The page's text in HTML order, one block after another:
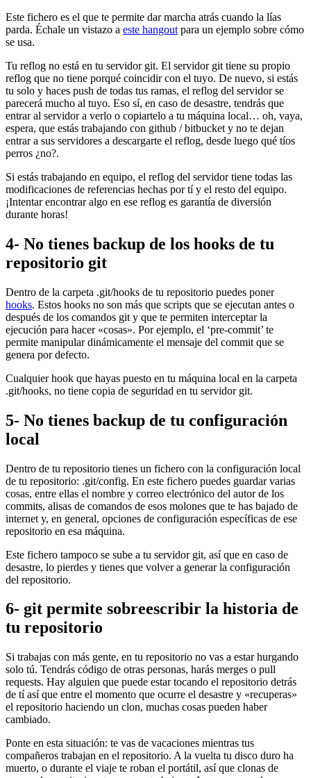
Este fichero es el que te permite dar marcha atrás cuando la lías
parda. Échale un vistazo a este hangout para un ejemplo sobre cómo
se usa.
Tu reflog no está en tu servidor git. El servidor git tiene su propio
reflog que no tiene porqué coincidir con el tuyo. De nuevo, si estás
tu solo y haces push de todas tus ramas, el reflog del servidor se
parecerá mucho al tuyo. Eso sí, en caso de desastre, tendrás que
entrar al servidor a verlo o copiartelo a tu máquina local… oh, vaya,
espera, que estás trabajando con github / bitbucket y no te dejan
entrar a sus servidores a descargarte el reflog, desde luego qué tíos
perros ¿no?.
Si estás trabajando en equipo, el reflog del servidor tiene todas las
modificaciones de referencias hechas por tí y el resto del equipo.
¡Intentar encontrar algo en ese reflog es garantía de diversión
durante horas!
4- No tienes backup de los hooks de tu
repositorio git
Dentro de la carpeta .git/hooks de tu repositorio puedes poner
hooks. Estos hooks no son más que scripts que se ejecutan antes o
después de los comandos git y que te permiten interceptar la
ejecución para hacer «cosas». Por ejemplo, el ‘pre-commit’ te
permite manipular dinámicamente el mensaje del commit que se
genera por defecto.
Cualquier hook que hayas puesto en tu máquina local en la carpeta
.git/hooks, no tiene copia de seguridad en tu servidor git.
5- No tienes backup de tu configuración
local
Dentro de tu repositorio tienes un fichero con la configuración local
de tu repositorio: .git/config. En este fichero puedes guardar varias
cosas, entre ellas el nombre y correo electrónico del autor de los
commits, alisas de comandos de esos molones que te has bajado de
internet y, en general, opciones de configuración específicas de ese
repositorio en esa máquina.
Este fichero tampoco se sube a tu servidor git, así que en caso de
desastre, lo pierdes y tienes que volver a generar la configuración
del repositorio.
6- git permite sobreescribir la historia de
tu repositorio
Si trabajas con más gente, en tu repositorio no vas a estar hurgando
solo tú. Tendrás código de otras personas, harás merges o pull
requests. Hay alguien que puede estar tocando el repositorio detrás
de tí así que entre el momento que ocurre el desastre y «recuperas»
el repositorio haciendo un clon, muchas cosas pueden haber
cambiado.
Ponte en esta situación: te vas de vacaciones mientras tus
compañeros trabajan en el repositorio. A la vuelta tu disco duro ha
muerto, o durante el viaje te roban el portátil, así que clonas de